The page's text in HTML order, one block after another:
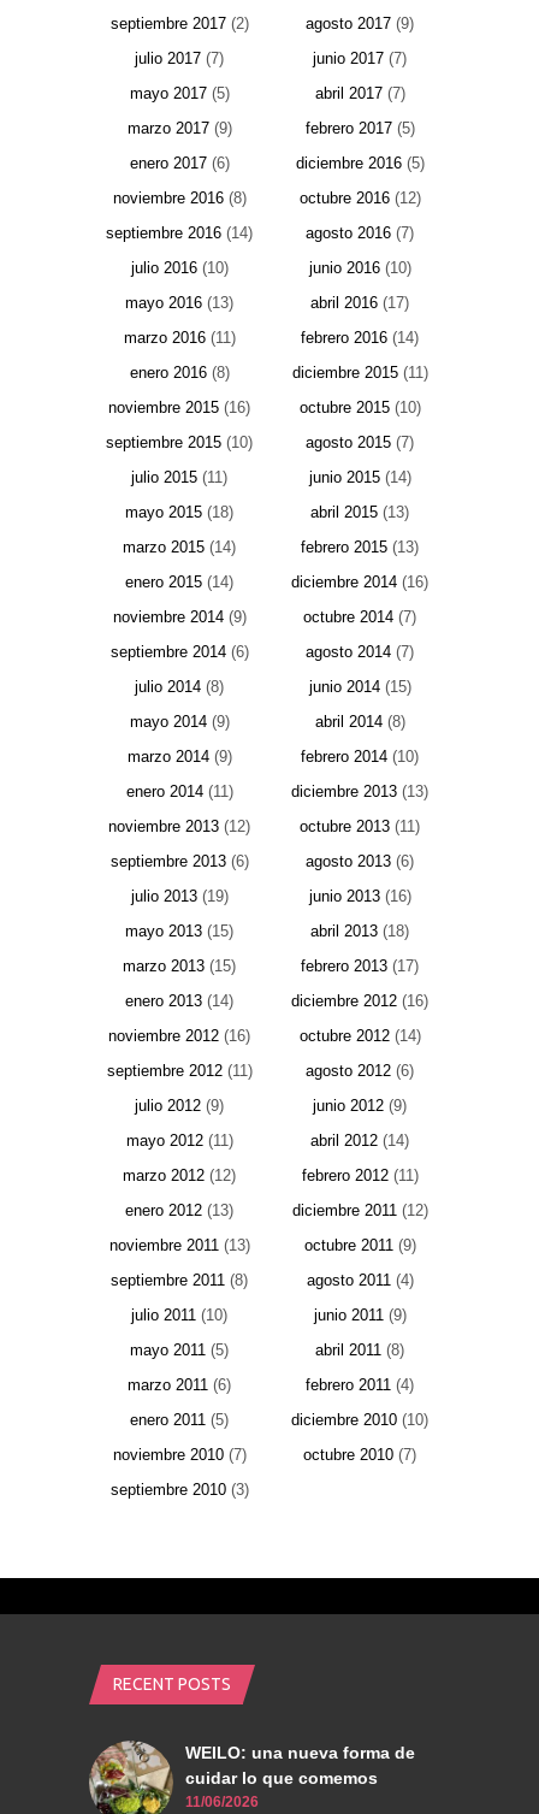
septiembre 2017(2) agosto 2017 (9)
julio 2017 (7) junio 2017 (7)
mayo 2017(5) abril 2017(7)
marzo 2017(9) febrero 2017(5)
enero 2017(6) diciembre 2016(5)
noviembre 2016(8) octubre 2016(12)
septiembre 2016 (14) agosto 2016 (7)
julio 2016(10) junio 2016(10)
mayo 2016 (13) abril 2016 (17)
marzo 2016(11) febrero 2016 (14)
enero 2016(8) diciembre 2015(11)
noviembre 2015 (16) octubre 2015(10)
septiembre 2015 (10) agosto 2015 (7)
julio 2015 (11) junio 2015(14)
mayo 2015 (18) abril 2015 (13)
marzo 2015 (14) febrero 2015 (13)
enero 2015 (14) diciembre 2014 (16)
noviembre 2014(9) octubre 2014 (7)
septiembre 2014(6) agosto 2014 (7)
julio 2014 (8) junio 2014(15)
mayo 2014(9) abril 2014(8)
marzo 2014(9) febrero 2014 (10)
enero 2014(11) diciembre 2013 (13)
noviembre 2013 (12) octubre 2013 (11)
septiembre 2013(6) agosto 2013 (6)
julio 2013(19) junio 2013(16)
mayo 2013 (15) abril 2013 (18)
marzo 2013 (15) febrero 2013 (17)
enero 2013 (14) diciembre 2012 (16)
noviembre 2012 (16) octubre 2012(14)
septiembre 2012(11) agosto 2012 (6)
julio 2012 (9) junio 2012 (9)
mayo 2012(11) abril 2012 (14)
marzo 2012 (12) febrero 2012(11)
enero 2012 (13) diciembre 2011(12)
noviembre 2011(13) octubre 2011(9)
septiembre 2011 (8) agosto 2011(4)
julio 2011 (10) junio 2011(9)
mayo 2011 (5) abril 2011 (8)
marzo 2011 (6) febrero 2011 (4)
enero 2011 (5) diciembre 2010 (10)
noviembre 2010(7) octubre 2010 (7)
septiembre 2010(3)
RECENT POSTS
WEILO: una nueva forma de
cuidar lo que comemos
11/06/2026